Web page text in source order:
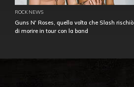
ROCK NEWS
Guns N' Roses, quella volta che Slash rischiò
di morire in tour con la band